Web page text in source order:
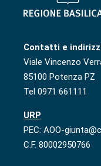
Contatti e
Viale Vincenzo
85100 Potenza PZ
Tel 0971 661111
URP
PEC: AOO-
C.F. 80002950766